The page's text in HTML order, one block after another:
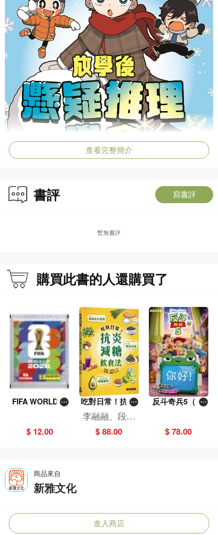
查看完整簡介
書評 寫書評
暫無書評
購買此書的人還購買了
FIFA WORLD C
包）
$ 12.00
吃對日常！抗炎
減糖飲食法
李融融、段佳
麗,黃梨煜、顧
凱辰
$ 88.00
反斗奇兵5（圖
$ 78.00
商品來自
新雅文化
進入商店